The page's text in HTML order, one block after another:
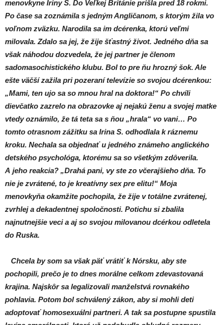
menovkyne Iriny S. Do Veľkej Británie prišla pred 18 rokmi.
Po čase sa zoznámila s jedným Angličanom, s ktorým žila vo
voľnom zväzku. Narodila sa im dcérenka, ktorú veľmi
milovala. Zdalo sa jej, že žije šťastný život. Jedného dňa sa
však náhodou dozvedela, že jej partner je členom
sadomasochistického klubu. Bol to pre ňu hrozný šok. Ale
ešte väčší zažila pri pozeraní televízie so svojou dcérenkou:
„Mami, ten ujo sa so mnou hral na doktora!“ Po chvíli
dievčatko zazrelo na obrazovke aj nejakú ženu a svojej matke
vtedy oznámilo, že tá teta sa s ňou „hrala“ vo vani… Po
tomto otrasnom zážitku sa Irina S. odhodlala k ráznemu
kroku. Nechala sa objednať u jedného známeho anglického
detského psychológa, ktorému sa so všetkým zdôverila.
A jeho reakcia? „Drahá pani, vy ste zo včerajšieho dňa. To
nie je zvrátené, to je kreatívny sex pre elitu!“ Moja
menovkyňa okamžite pochopila, že žije v totálne zvrátenej,
zvrhlej a dekadentnej spoločnosti. Potichu si zbalila
najnutnejšie veci a aj so svojou milovanou dcérkou odletela
do Ruska.
Chcela by som sa však päť vrátiť k Nórsku, aby ste
pochopili, prečo je to dnes morálne celkom zdevastovaná
krajina. Najskôr sa legalizovali manželstvá rovnakého
pohlavia. Potom bol schválený zákon, aby si mohli deti
adoptovať homosexuálni partneri. A tak sa postupne spustila